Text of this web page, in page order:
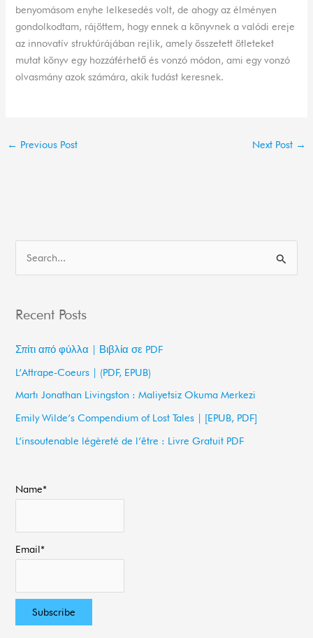
benyomásom enyhe lelkesedés volt, de ahogy az élményen
gondolkodtam, rájöttem, hogy ennek a könyvnek a valódi ereje
az innovatív struktúrájában rejlik, amely összetett ötleteket
mutat könyv egy hozzáférhető és vonzó módon, ami egy vonzó
olvasmány azok számára, akik tudást keresnek.
← Previous Post Next Post →
r
r
:
Recent Posts
Σπίτι από φύλλα | Βιβλία σε PDF
L’Attrape-Coeurs | (PDF, EPUB)
Martı Jonathan Livingston : Maliyetsiz Okuma Merkezi
Emily Wilde’s Compendium of Lost Tales | [EPUB, PDF]
L’insoutenable légèreté de l’être : Livre Gratuit PDF
Name*
Email*